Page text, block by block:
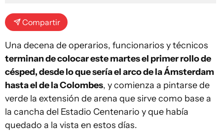
Compartir
Una decena de operarios, funcionarios y técnicos
terminan de colocar este martes el primer rollo de
césped, desde lo que sería el arco de la Ámsterdam
hasta el de la Colombes, y comienza a pintarse de
verde la extensión de arena que sirve como base a
la cancha del Estadio Centenario y que había
quedado a la vista en estos días.